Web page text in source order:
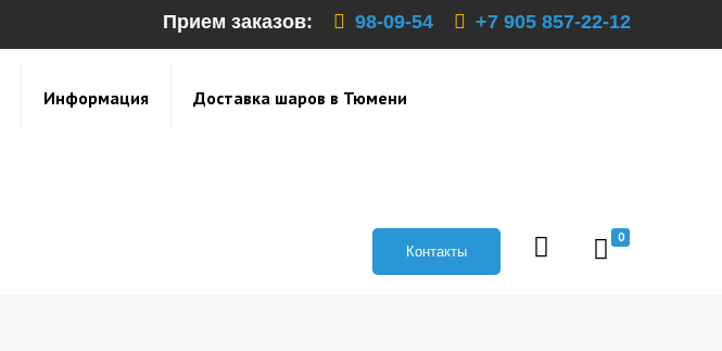
Прием заказов: 98-09-54 +7 905 857-22-12
Информация Доставка шаров в Тюмени
0
Контакты